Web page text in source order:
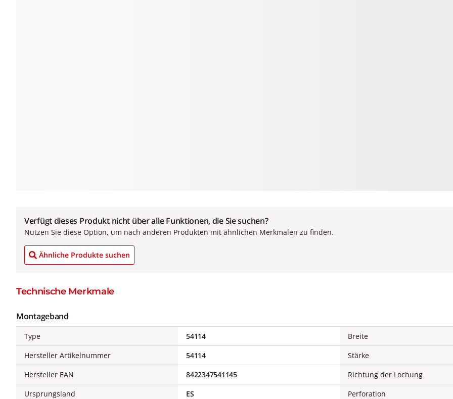
Verfügt dieses Produkt nicht über alle Funktionen, die Sie suchen?
Nutzen Sie diese Option, um nach anderen Produkten mit ähnlichen Merkmalen zu finden.
Ähnliche Produkte suchen
Technische Merkmale
Montageband
Type
54114
Hersteller Artikelnummer
54114
Hersteller EAN
8422347541145
Ursprungsland
ES
Breite
Stärke
Richtung der Lochung
Perforation